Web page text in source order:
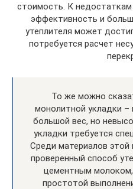
стоимость. К
эффективность и
утеплителя может
потребуется расчет
То же можно
монолитной укладки –
большой вес, но
укладки требуется
Среди материалов
проверенный способ
цементным
простотой